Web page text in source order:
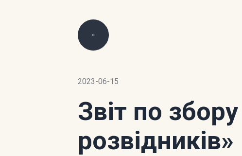
2023-06-15
Звіт по збору
розвідників»